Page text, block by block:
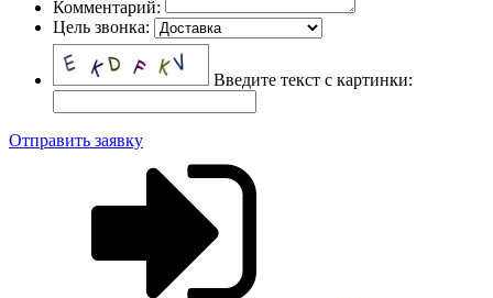
Комментарий:
Цель звонка:
Введите текст с картинки:
Отправить заявку